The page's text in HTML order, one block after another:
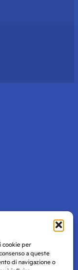
cookie per
a queste
di navigazione o